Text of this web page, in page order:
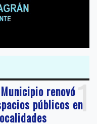
1
renovó
públicos en